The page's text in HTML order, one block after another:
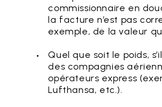
commissionnaire en
la facture n’est pas
exemple, de la valeur
Quel que soit le poids,
des compagnies
opérateurs express
Lufthansa, etc.).